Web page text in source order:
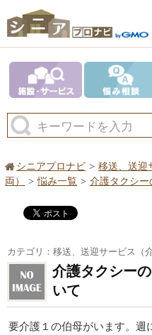
キーワードを入力
シニアプロナビ
移送、送迎
両）
悩み一覧 介護タクシー
カテゴリ：移送、送迎サービス（
介護タクシー
いて
要介護１の伯母がいます。週